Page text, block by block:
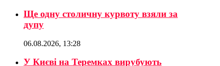
Ще одну столичну курвоту взяли за
дупу
06.08.2026, 13:28
У Києві на Теремках вирубують